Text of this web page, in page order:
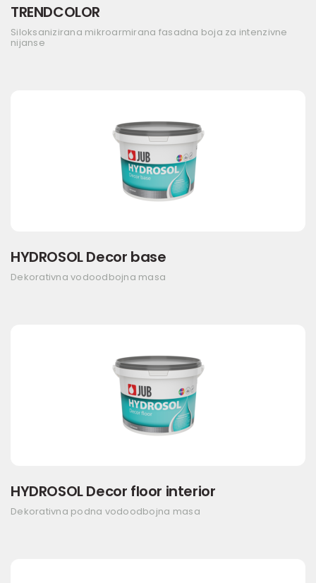
TRENDCOLOR
Siloksanizirana mikroarmirana fasadna boja za intenzivne
nijanse
HYDROSOL Decor base
Dekorativna vodoodbojna masa
HYDROSOL Decor floor interior
Dekorativna podna vodoodbojna masa